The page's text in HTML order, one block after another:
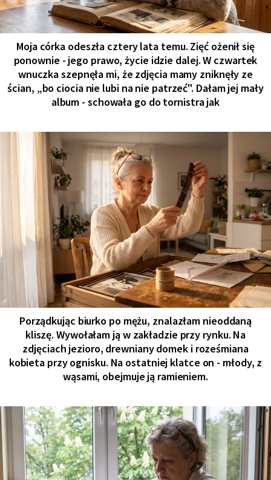
Moja córka odeszła cztery lata temu. Zięć ożenił się
ponownie - jego prawo, życie idzie dalej. W czwartek
wnuczka szepnęła mi, że zdjęcia mamy zniknęły ze
ścian, „bo ciocia nie lubi na nie patrzeć". Dałam jej mały
album - schowała go do tornistra jak
Porządkując biurko po mężu, znalazłam nieoddaną
kliszę. Wywołałam ją w zakładzie przy rynku. Na
zdjęciach jezioro, drewniany domek i roześmiana
kobieta przy ognisku. Na ostatniej klatce on - młody, z
wąsami, obejmuje ją ramieniem.